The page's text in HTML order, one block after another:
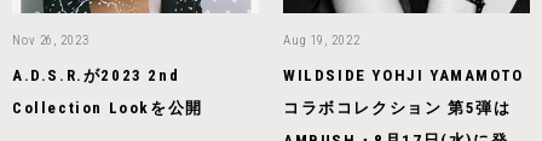
Nov 26, 2023
A.D.S.R.が2023 2nd
Collection Lookを公開
Aug 19, 2022
WILDSIDE YOHJI YAMAMOTO
コラボコレクション 第5弾は